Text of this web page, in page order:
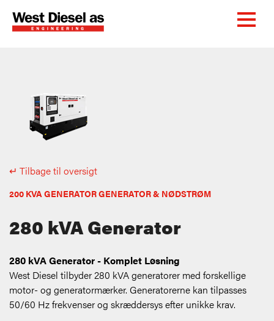
↵ Tilbage til oversigt
200 KVA GENERATOR GENERATOR & NØDSTRØM
280 kVA Generator
280 kVA Generator - Komplet Løsning
West Diesel tilbyder 280 kVA generatorer med forskellige
motor- og generatormærker. Generatorerne kan tilpasses
50/60 Hz frekvenser og skræddersys efter unikke krav.